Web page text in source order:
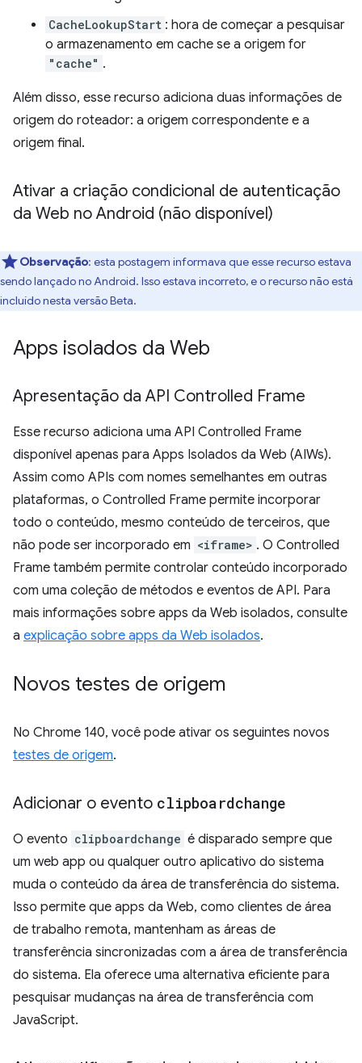
CacheLookupStart : hora de começar a pesquisar
o armazenamento em cache se a origem for
"cache" .
Além disso, esse recurso adiciona duas informações de
origem do roteador: a origem correspondente e a
origem final.
Ativar a criação condicional de autenticação
da Web no Android (não disponível)
Observação: esta postagem informava que esse recurso estava
sendo lançado no Android. Isso estava incorreto, e o recurso não está
incluído nesta versão Beta.
Apps isolados da Web
Apresentação da API Controlled Frame
Esse recurso adiciona uma API Controlled Frame
disponível apenas para Apps Isolados da Web (AIWs).
Assim como APIs com nomes semelhantes em outras
plataformas, o Controlled Frame permite incorporar
todo o conteúdo, mesmo conteúdo de terceiros, que
não pode ser incorporado em <iframe> . O Controlled
Frame também permite controlar conteúdo incorporado
com uma coleção de métodos e eventos de API. Para
mais informações sobre apps da Web isolados, consulte
a explicação sobre apps da Web isolados.
Novos testes de origem
No Chrome 140, você pode ativar os seguintes novos
testes de origem.
Adicionar o evento clipboardchange
O evento clipboardchange é disparado sempre que
um web app ou qualquer outro aplicativo do sistema
muda o conteúdo da área de transferência do sistema.
Isso permite que apps da Web, como clientes de área
de trabalho remota, mantenham as áreas de
transferência sincronizadas com a área de transferência
do sistema. Ela oferece uma alternativa eficiente para
pesquisar mudanças na área de transferência com
JavaScript.